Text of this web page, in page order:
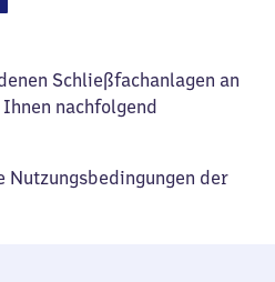
Schließfachanlagen an
nachfolgend
Nutzungsbedingungen der